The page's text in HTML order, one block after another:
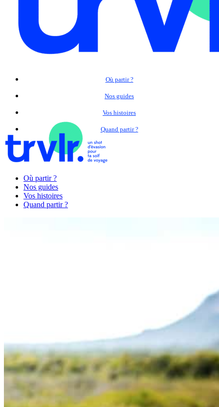
Où partir ?
Nos guides
Vos histoires
Quand partir ?
Où partir ?
Nos guides
Vos histoires
Quand partir ?